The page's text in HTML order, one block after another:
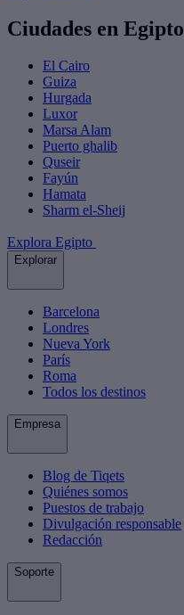
Ciudades en Egipto
El Cairo
Guiza
Hurgada
Luxor
Marsa Alam
Puerto ghalib
Quseir
Fayún
Hamata
Sharm el-Sheij
Explora Egipto
Explorar
Barcelona
Londres
Nueva York
París
Roma
Todos los destinos
Empresa
Blog de Tiqets
Quiénes somos
Puestos de trabajo
Divulgación responsable
Redacción
Soporte